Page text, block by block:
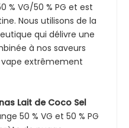
% VG/50 % PG et est
Nous utilisons de la
qui délivre une
à nos saveurs
vape extrêmement
Lait de Coco Sel
50 % VG et 50 % PG